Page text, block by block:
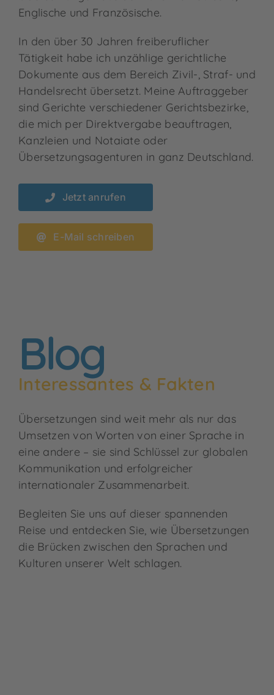
Englische und Französische.
In den über 30 Jahren freiberuflicher
Tätigkeit habe ich unzählige gerichtliche
Dokumente aus dem Bereich Zivil-, Straf- und
Handelsrecht übersetzt. Meine Auftraggeber
sind Gerichte verschiedener Gerichtsbezirke,
die mich per Direktvergabe beauftragen,
Kanzleien und Notaiate oder
Übersetzungsagenturen in ganz Deutschland.
Jetzt anrufen
E-Mail schreiben
Unterlagen und die
Übersetzung sieht richtig
gut aus. Ich danke Ihnen
Nouman Naim Hasan
für Ihre schnelle und
effiziente Art.
G. Dodzweit
Kunde ist sehr zufrieden
mit der Übersetzung,
vielen Dank!
Mathias Kirsten, Typetime
Blog
Interessantes & Fakten
Übersetzungen sind weit mehr als nur das
Umsetzen von Worten von einer Sprache in
eine andere – sie sind Schlüssel zur globalen
Kommunikation und erfolgreicher
internationaler Zusammenarbeit.
Begleiten Sie uns auf dieser spannenden
Reise und entdecken Sie, wie Übersetzungen
die Brücken zwischen den Sprachen und
Kulturen unserer Welt schlagen.